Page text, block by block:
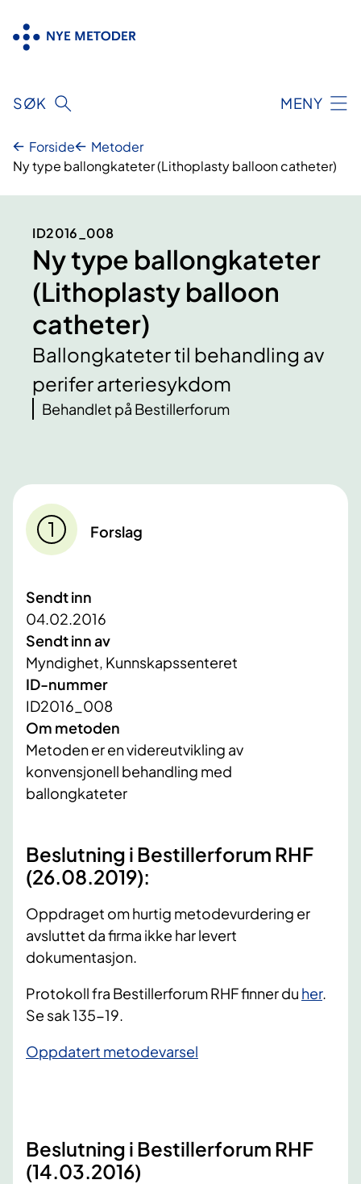
innhold
SØK MENY
Forside
Metoder
Ny type ballongkateter (Lithoplasty balloon catheter)
ID2016_008
Ny type ballongkateter
(Lithoplasty balloon
catheter)
Ballongkateter til behandling av
perifer arteriesykdom
Behandlet på Bestillerforum
Forslag
Sendt inn
04.02.2016
Sendt inn av
Myndighet, Kunnskapssenteret
ID-nummer
ID2016_008
Om metoden
Metoden er en videreutvikling av
konvensjonell behandling med
ballongkateter
Beslutning i Bestillerforum RHF
(26.08.2019):
Oppdraget om hurtig metodevurdering er
avsluttet da firma ikke har levert
dokumentasjon.
Protokoll fra Bestillerforum RHF finner du her.
Se sak 135-19.
Oppdatert metodevarsel
Beslutning i Bestillerforum RHF
(14.03.2016)